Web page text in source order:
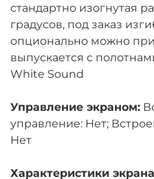
стандартно изогнутая
градусов, под заказ
опционально можно
выпускается с
White Sound
Управление экраном:
управление: Нет;
Нет
Характеристики